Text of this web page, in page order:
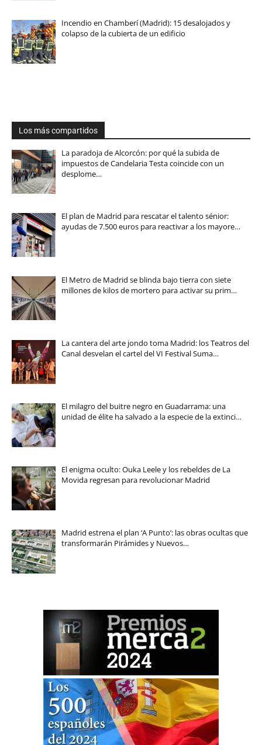
Incendio en Chamberí (Madrid): 15 desalojados y
colapso de la cubierta de un edificio
Los más compartidos
La paradoja de Alcorcón: por qué la subida de
impuestos de Candelaria Testa coincide con un
desplome…
El plan de Madrid para rescatar el talento sénior:
ayudas de 7.500 euros para reactivar a los mayore…
El Metro de Madrid se blinda bajo tierra con siete
millones de kilos de mortero para activar su prim…
La cantera del arte jondo toma Madrid: los Teatros del
Canal desvelan el cartel del VI Festival Suma…
El milagro del buitre negro en Guadarrama: una
unidad de élite ha salvado a la especie de la extinci…
El enigma oculto: Ouka Leele y los rebeldes de La
Movida regresan para revolucionar Madrid
Madrid estrena el plan ‘A Punto’: las obras ocultas que
transformarán Pirámides y Nuevos…